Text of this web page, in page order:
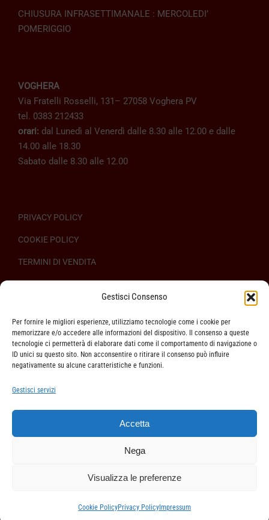
Gestisci Consenso
Per fornire le migliori esperienze, utilizziamo tecnologie come i cookie per
memorizzare e/o accedere alle informazioni del dispositivo. Il consenso a queste
tecnologie ci permetterà di elaborare dati come il comportamento di navigazione o
ID unici su questo sito. Non acconsentire o ritirare il consenso può influire
negativamente su alcune caratteristiche e funzioni.
Gestisci servizi
Accetta
Nega
Visualizza le preferenze
Cookie PolicyPrivacy Policy Impressum
CHIUSURA INFRASETTIMANALE : MERCOLEDI’
POMERIGGIO
VOGHERA
Via Fratelli Rosselli, 131– 27058 Voghera PV
tel. 0383 212433
orari: dal Lunedì al Venerdì dalle 8.30 alle 12.00 e dalle
14.00 alle 18.30
Sabato dalle 8.30 alle 12.00
PRIVACY POLICY
COOKIE POLICY
TERMINI DI VENDITA
ASSISTENZA CLIENTI
SPEDIZIONI